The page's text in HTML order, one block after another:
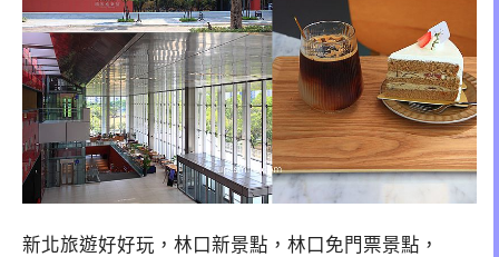
新北旅遊好好玩，林口新景點，林口免門票景點，